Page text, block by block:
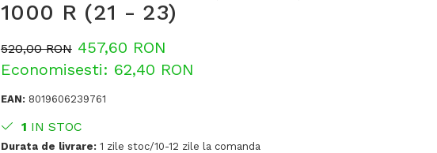
1000 R (21 - 23)
520,00 RON 457,60 RON
Economisesti: 62,40 RON
EAN: 8019606239761
1 IN STOC
Durata de livrare:1 zile stoc/10-12 zile la comanda